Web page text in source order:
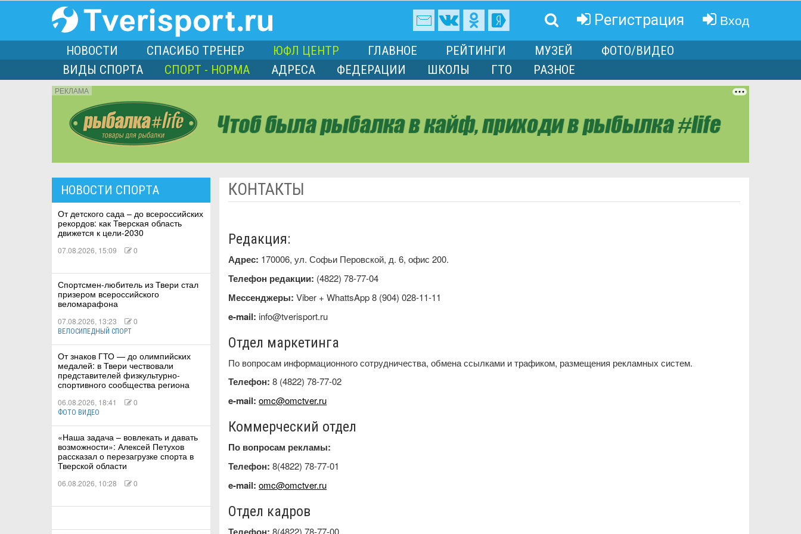
Регистрация Вход
НОВОСТИ СПАСИБО ТРЕНЕР ЮФЛ ЦЕНТР ГЛАВНОЕ РЕЙТИНГИ МУЗЕЙ
ФОТО/ВИДЕО
ВИДЫ СПОРТА
СПОРТ - НОРМА АДРЕСА ФЕДЕРАЦИИ ШКОЛЫ ГТО РАЗНОЕ
РЕКЛАМА
НОВОСТИ СПОРТА
От детского сада – до всероссийских
рекордов: как Тверская область
движется к цели-2030
07.08.2026, 15:09 0
Спортсмен-любитель из Твери стал
призером всероссийского
веломарафона
07.08.2026, 13:23 0
ВЕЛОСИПЕДНЫЙ СПОРТ
От знаков ГТО — до олимпийских
медалей: в Твери чествовали
представителей физкультурно-
спортивного сообщества региона
06.08.2026, 18:41 0
ФОТО ВИДЕО
«Наша задача – вовлекать и давать
возможности»: Алексей Петухов
рассказал о перезагрузке спорта в
Тверской области
06.08.2026, 10:28 0
КОНТАКТЫ
Редакция:
Адрес: 170006, ул. Софьи Перовской, д. 6, офис 200.
Телефон редакции: (4822) 78-77-04
Мессенджеры:Viber + WhattsApp8 (904) 028-11-11
e-mail: info@tverisport.ru
Отдел маркетинга
По вопросам информационного сотрудничества, обмена ссылками и трафиком, размещения рекламных систем.
Телефон: 8 (4822) 78-77-02
e-mail: omc@omctver.ru
Коммерческий отдел
По вопросам рекламы:
Телефон: 8(4822) 78-77-01
e-mail: omc@omctver.ru
Отдел кадров
8(4822) 78-77-00